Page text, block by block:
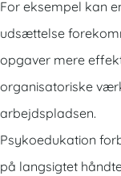
For eksempel kan
udsættelse
opgaver mere
organisatoriske
arbejdspladsen.
Psykoedukation
på langsigtet